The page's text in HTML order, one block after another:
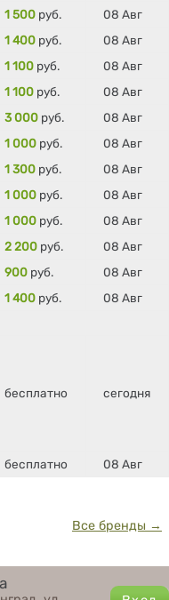
1 500 руб.
08 Авг
1 400 руб.
08 Авг
1 100 руб.
08 Авг
1 100 руб.
08 Авг
3 000 руб.
08 Авг
1 000 руб.
08 Авг
1 300 руб.
08 Авг
1 000 руб.
08 Авг
1 000 руб.
08 Авг
2 200 руб.
08 Авг
900 руб.
08 Авг
1 400 руб. 08 Авг
бесплатно сегодня
бесплатно 08 Авг
Все бренды →